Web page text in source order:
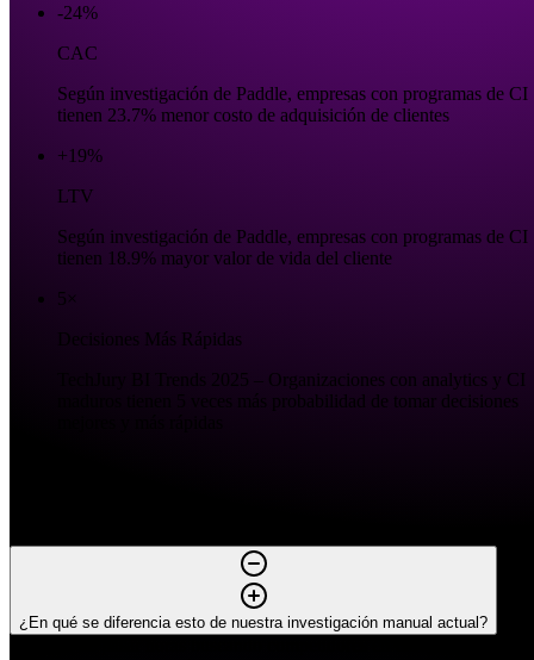
-24%
CAC
Según investigación de Paddle, empresas con programas de CI
tienen 23.7% menor costo de adquisición de clientes
+19%
LTV
Según investigación de Paddle, empresas con programas de CI
tienen 18.9% mayor valor de vida del cliente
5×
Decisiones Más Rápidas
TechJury BI Trends 2025 – Organizaciones con analytics y CI
maduros tienen 5 veces más probabilidad de tomar decisiones
¿En qué se diferencia esto de nuestra investigación manual actual?